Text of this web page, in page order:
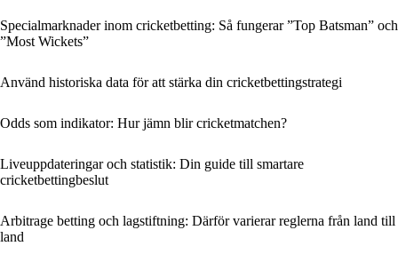
Specialmarknader inom cricketbetting: Så fungerar ”Top Batsman” och
”Most Wickets”
Använd historiska data för att stärka din cricketbettingstrategi
Odds som indikator: Hur jämn blir cricketmatchen?
Liveuppdateringar och statistik: Din guide till smartare
cricketbettingbeslut
Arbitrage betting och lagstiftning: Därför varierar reglerna från land till
land